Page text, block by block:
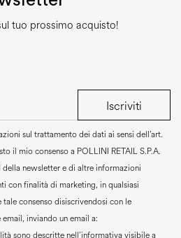
tuo prossimo acquisto!
Iscriviti
sul trattamento dei dati ai sensi dell’art.
il mio consenso a POLLINI RETAIL S.P.A.
newsletter e di altre informazioni
con finalità di marketing, in qualsiasi
consenso disiscrivendosi con le
inviando un email a:
sono descritte nell’informativa visibilea